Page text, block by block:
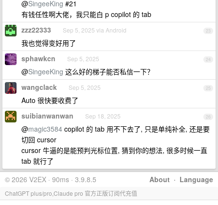
@SingeeKing #21
有钱任性啊大佬，我只能白 p copilot 的 tab
23
zzz22333 Sep 5, 2025 via Android
我也觉得变好用了
24
sphawkcn Sep 5, 2025
@SingeeKing 这么好的梯子能否私信一下？
25
wangclack Sep 5, 2025
Auto 很快要收费了
26
suibianwanwan Sep 18, 2025
@magic3584 copilot 的 tab 用不下去了, 只是单纯补全, 还是要
切回 cursor
cursor 牛逼的是能预判光标位置, 猜到你的想法, 很多时候一直
tab 就行了
About · Language
© 2026 V2EX · 90ms · 3.9.8.5
ChatGPT plus/pro,Claude pro 官方正版订阅代充值